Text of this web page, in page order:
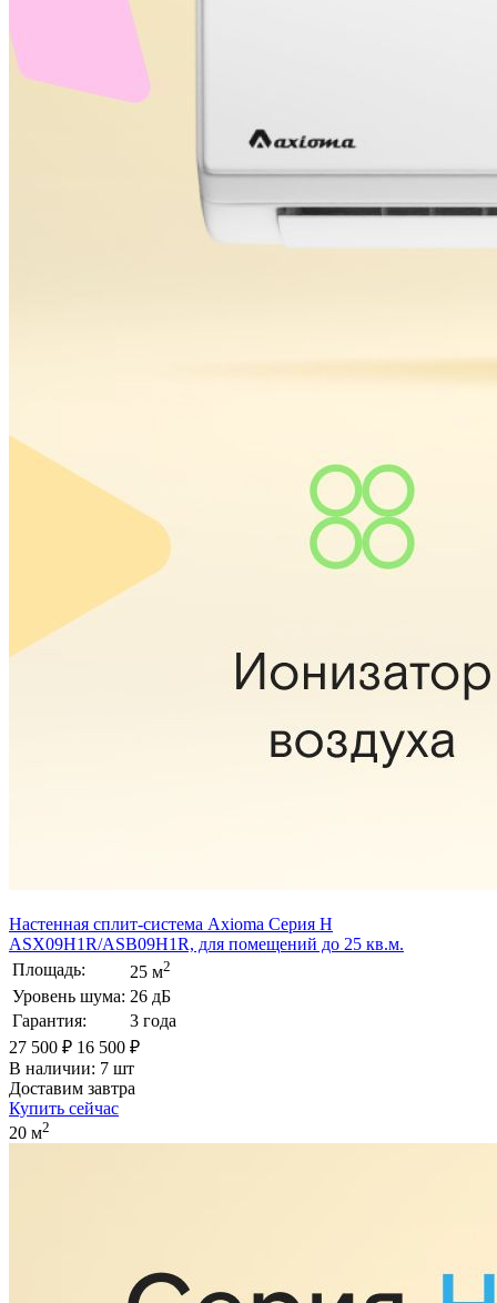
Настенная сплит-система Axioma Серия H
ASX09H1R/ASB09H1R, для помещений до 25 кв.м.
Площадь:
25 м2
Уровень шума: 26 дБ
Гарантия:
3 года
27 500 ₽ 16 500 ₽
В наличии: 7 шт
Доставим завтра
Купить сейчас
20 м2